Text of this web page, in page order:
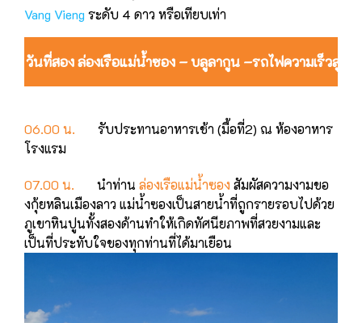
Vang Vieng ระดับ 4 ดาว หรือเทียบเท่า
วันที่สอง ล่องเรือแม่น้ำซอง – บลูลากูน –รถไฟความเร็วสูง
06.00 น. รับประทานอาหารเช้า (มื้อที่2) ณ ห้องอาหาร
โรงแรม
07.00 น. นําท่าน ล่องเรือแม่น้ำซอง สัมผัสความงามขอ
งกุ้ยหลินเมืองลาว แม่น้ำซองเป็นสายน้ำที่ถูกรายรอบไปด้วย
ภูเขาหินปูนทั้งสองด้านทําให้เกิดทัศนียภาพที่สวยงามและ
เป็นที่ประทับใจของทุกท่านที่ได้มาเยือน